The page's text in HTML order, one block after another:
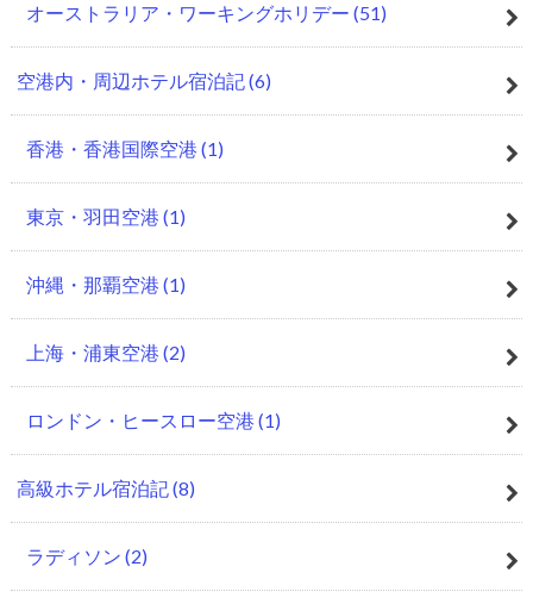
オーストラリア・ワーキングホリデー (51)
空港内・周辺ホテル宿泊記(6)
香港・香港国際空港 (1)
東京・羽田空港 (1)
沖縄・那覇空港 (1)
上海・浦東空港 (2)
ロンドン・ヒースロー空港 (1)
高級ホテル宿泊記(8)
ラディソン (2)